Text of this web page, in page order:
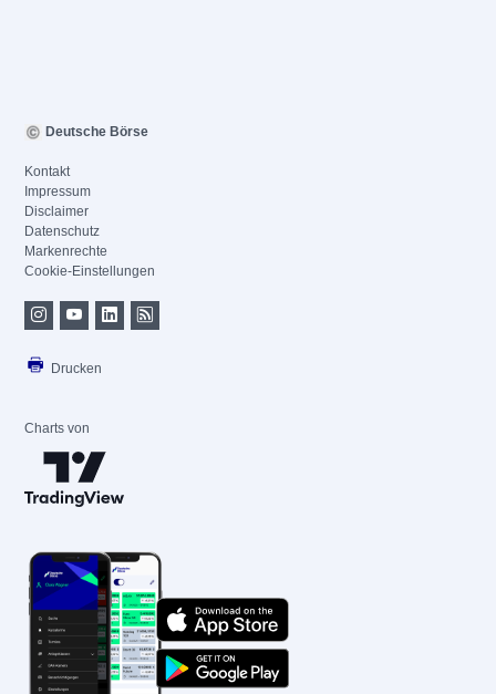
Deutsche Börse
Kontakt
Impressum
Disclaimer
Datenschutz
Markenrechte
Cookie-Einstellungen
Drucken
Charts von